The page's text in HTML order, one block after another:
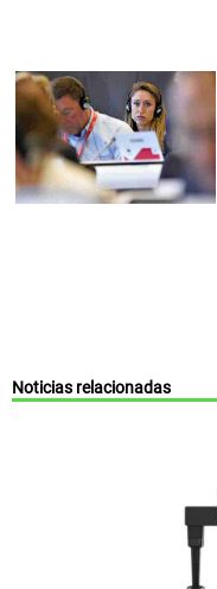
Noticias relacionadas